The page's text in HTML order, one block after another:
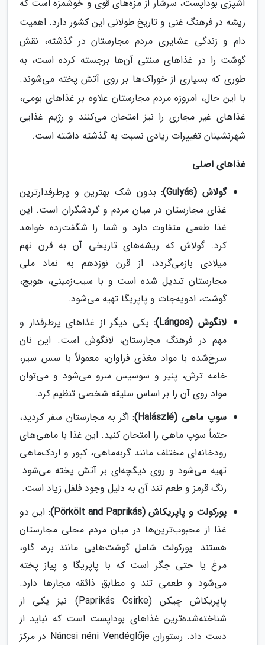
آشپزی بوداپست، سرشار از مزه‌های قوی و خوشمزه است که
ریشه در فرهنگ غنی و تاریخ طولانی این کشور دارد. اهمیت
دام و زندگی عشایری مردم مجارستان در گذشته، نقش
گوشت را در غذاهای سنتی آن‌ها برجسته کرده است، به
طوری که بسیاری از خوراک‌ها بر روی آتش پخته می‌شوند.
با این حال، امروزه مردم مجارستان علاوه بر غذاهای بومی،
غذاهای غیر مجاری را نیز امتحان می‌کنند و رژیم غذایی
شهرنشینان تغییرات زیادی نسبت به گذشته داشته است.
غذاهای اصلی
گولاش (Gulyás):
بدون شک بهترین و پرطرفدارترین
غذای مجارستان در میان مردم و گردشگران است. این
غذا طعمی متفاوت دارد و شما را شگفت‌زده خواهد
کرد. گولاش که ریشه‌های تاریخی آن به قرن نهم
میلادی بازمی‌گردد، از قرن نوزدهم به نماد ملی
مجارستان تبدیل شده است و با سیب‌زمینی، هویج،
گوشت، ادویه‌جات و پاپریگا تهیه می‌شود.
لانگوش (Lángos):
یکی دیگر از غذاهای پرطرفدار و
مهم در فرهنگ مجارستان، لانگوش است. این نان
سرخ‌شده با مواد مغذی فراوان، معمولاً با سس سیر،
خامه ترش، پنیر و سوسیس سرو می‌شود و می‌توان
مواد روی آن را بر اساس سلیقه شخصی تنظیم کرد.
سوپ ماهی (Halászlé):
اگر به مجارستان سفر کردید،
حتماً سوپ ماهی را امتحان کنید. این غذا با ماهی‌های
رودخانه‌ای مختلف مانند گربه‌ماهی، کپور و اردک‌ماهی
تهیه می‌شود و روی دیگچه‌ای بر آتش پخته می‌شود.
رنگ قرمز و طعم تند آن به دلیل وجود فلفل زیاد است.
پورکولت و پاپریکاش (Pörkölt and Paprikás):
این دو
غذا از محبوب‌ترین‌ها در میان مردم محلی مجارستان
هستند. پورکولت شامل گوشت‌هایی مانند بره، گاو،
مرغ یا حتی جگر است که با پاپریگا و پیاز پخته
می‌شود و طعمی تند و مطابق ذائقه مجارها دارد.
پاپریکاش چیکن (Paprikás Csirke) نیز یکی از
شناخته‌شده‌ترین غذاهای بوداپست است که نباید از
دست داد. رستوران Náncsi néni Vendéglője در مرکز